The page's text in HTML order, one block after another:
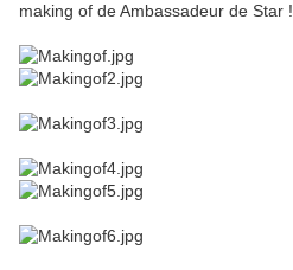
making of de Ambassadeur de Star !